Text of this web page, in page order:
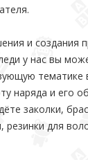
и создания
у нас вы
тематике
наряда и его
заколки,
для